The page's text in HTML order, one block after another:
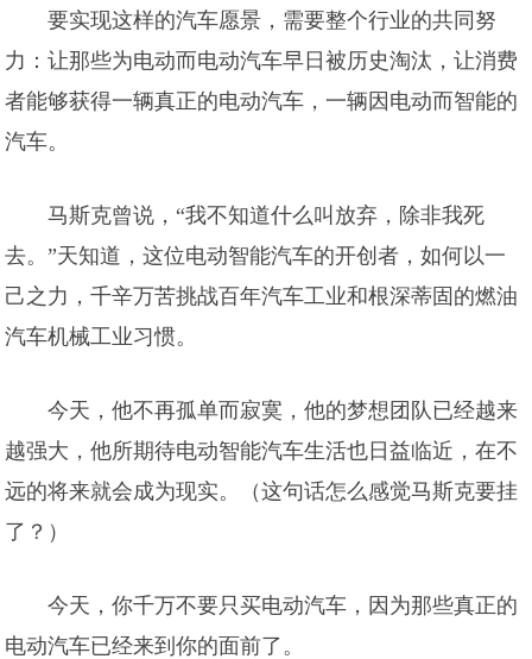
要实现这样的汽车愿景，需要整个行业的共同努
力：让那些为电动而电动汽车早日被历史淘汰，让消费
者能够获得一辆真正的电动汽车，一辆因电动而智能的
汽车。
马斯克曾说，“我不知道什么叫放弃，除非我死
去。”天知道，这位电动智能汽车的开创者，如何以一
己之力，千辛万苦挑战百年汽车工业和根深蒂固的燃油
汽车机械工业习惯。
今天，他不再孤单而寂寞，他的梦想团队已经越来
越强大，他所期待电动智能汽车生活也日益临近，在不
远的将来就会成为现实。（这句话怎么感觉马斯克要挂
了？）
今天，你千万不要只买电动汽车，因为那些真正的
电动汽车已经来到你的面前了。